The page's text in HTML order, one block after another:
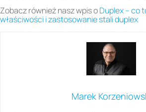
Zobacz również nasz wpis oDuplex – co
właściwości i zastosowanie stali duplex
Marek